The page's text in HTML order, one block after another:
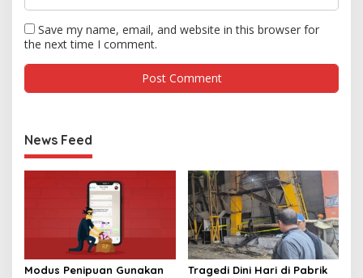
Save my name, email, and website in this browser for
the next time I comment.
News Feed
Modus Penipuan Gunakan
Tragedi Dini Hari di Pabrik